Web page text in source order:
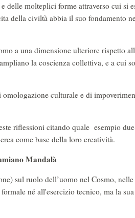
delle molteplici forme attraverso cui si
della civiltà abbia il suo fondamento
a una dimensione ulteriore rispetto
la coscienza collettiva, e a cui
culturale e di
riflessioni citando quale esempio
come base della loro creatività.
Mandalà
sul ruolo dell’uomo nel Cosmo, nelle
né all'esercizio tecnico, ma la